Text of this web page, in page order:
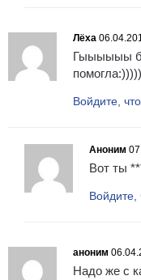
Лёха
Гыыыыыы
Войдите,
Аноним
Вот ты
Войдите,
аноним
Надо же с